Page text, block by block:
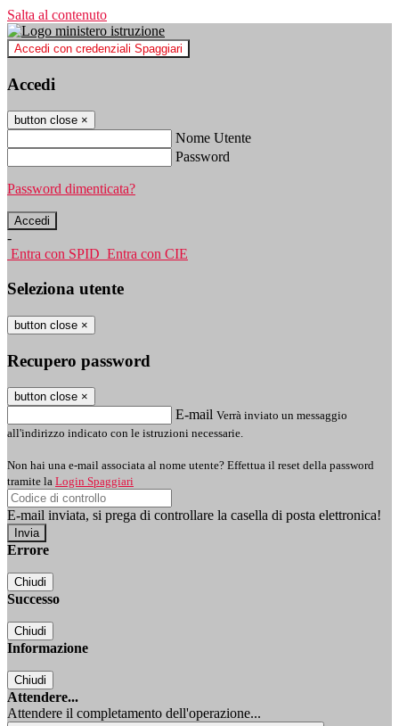
Salta al contenuto
Accedi con credenziali Spaggiari
Accedi
button close ×
Nome Utente
Password
Password dimenticata?
-
Entra con SPID Entra con CIE
Seleziona utente
button close ×
Recupero password
button close ×
E-mail Verrà inviato un messaggio
all'indirizzo indicato con le istruzioni necessarie.
Non hai una e-mail associata al nome utente? Effettua il reset della password
tramite la Login Spaggiari
E-mail inviata, si prega di controllare la casella di posta elettronica!
Errore
Chiudi
Successo
Chiudi
Informazione
Chiudi
Attendere...
Attendere il completamento dell'operazione...